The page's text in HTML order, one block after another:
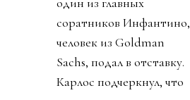
соратников Инфантино,
человек из Goldman
Sachs, подал в отставку.
Карлос подчеркнул, что